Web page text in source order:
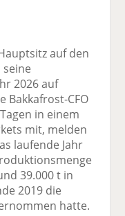
F
ac
e
b
o
o
k
te
il
e
n
tt
n
Li
k
e
di
n
te
il
e
n
E
l
v
er
se
n
d
n
ck
auf den
2026 auf
Bakkafrost-CFO
in einem
mit, melden
laufende Jahr
39.000 t in
2019 die
hatte.